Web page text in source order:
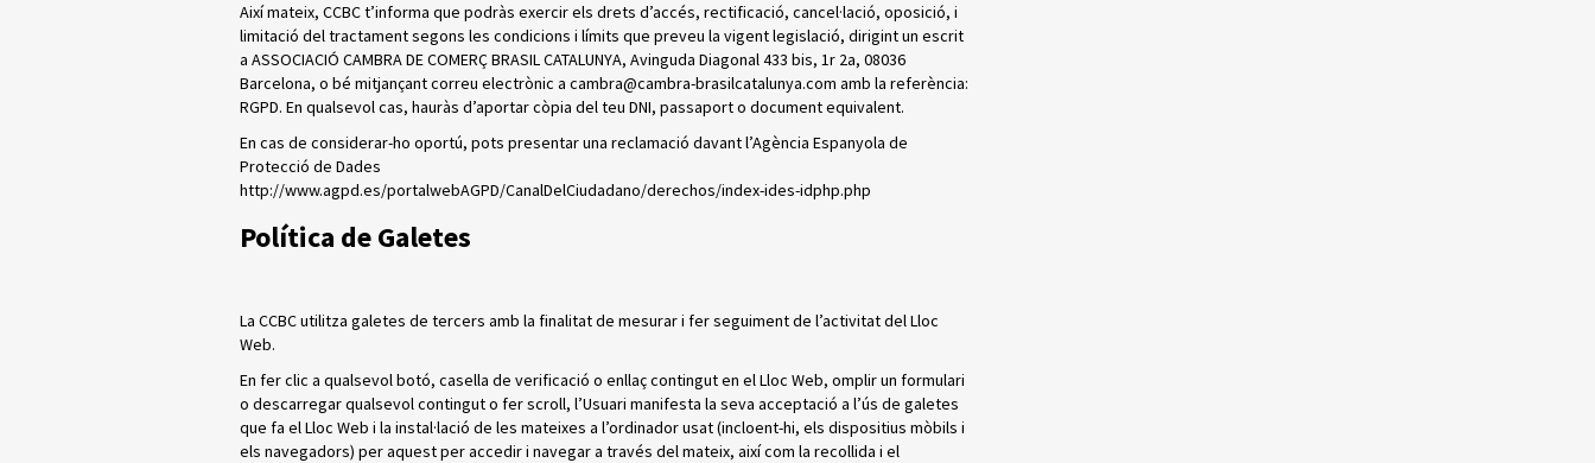
Així mateix, CCBC t’informa que podràs exercir els drets d’accés, rectificació, cancel·lació, oposició, i
limitació del tractament segons les condicions i límits que preveu la vigent legislació, dirigint un escrit
a ASSOCIACIÓ CAMBRA DE COMERÇ BRASIL CATALUNYA, Avinguda Diagonal 433 bis, 1r 2a, 08036
Barcelona, ​​o bé mitjançant correu electrònic a cambra@cambra-brasilcatalunya.com amb la referència:
RGPD. En qualsevol cas, hauràs d’aportar còpia del teu DNI, passaport o document equivalent.
En cas de considerar-ho oportú, pots presentar una reclamació davant l’Agència Espanyola de
Protecció de Dades
http://www.agpd.es/portalwebAGPD/CanalDelCiudadano/derechos/index-ides-idphp.php
Política de Galetes
La CCBC utilitza galetes de tercers amb la finalitat de mesurar i fer seguiment de l’activitat del Lloc
Web.
En fer clic a qualsevol botó, casella de verificació o enllaç contingut en el Lloc Web, omplir un formulari
o descarregar qualsevol contingut o fer scroll, l’Usuari manifesta la seva acceptació a l’ús de galetes
que fa el Lloc Web i la instal·lació de les mateixes a l’ordinador usat (incloent-hi, els dispositius mòbils i
els navegadors) per aquest per accedir i navegar a través del mateix, així com la recollida i el